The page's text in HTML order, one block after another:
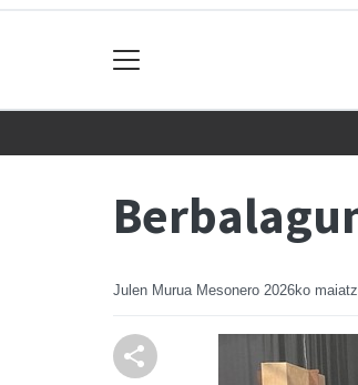
Julen Murua Mesonero 2026ko